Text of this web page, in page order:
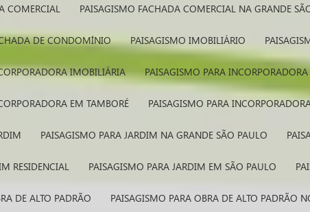
COMERCIAL PAISAGISMO FACHADA COMERCIAL NA GRANDE
DE CONDOMÍNIO PAISAGISMO IMOBILIÁRIO
IMOBILIÁRIA PAISAGISMO PARA
EM TAMBORÉ PAISAGISMO PARA
PAISAGISMO PARA JARDIM NA GRANDE SÃO PAULO
RESIDENCIAL PAISAGISMO PARA JARDIM EM SÃO PAULO
DE ALTO PADRÃO PAISAGISMO PARA OBRA DE ALTO PADRÃO